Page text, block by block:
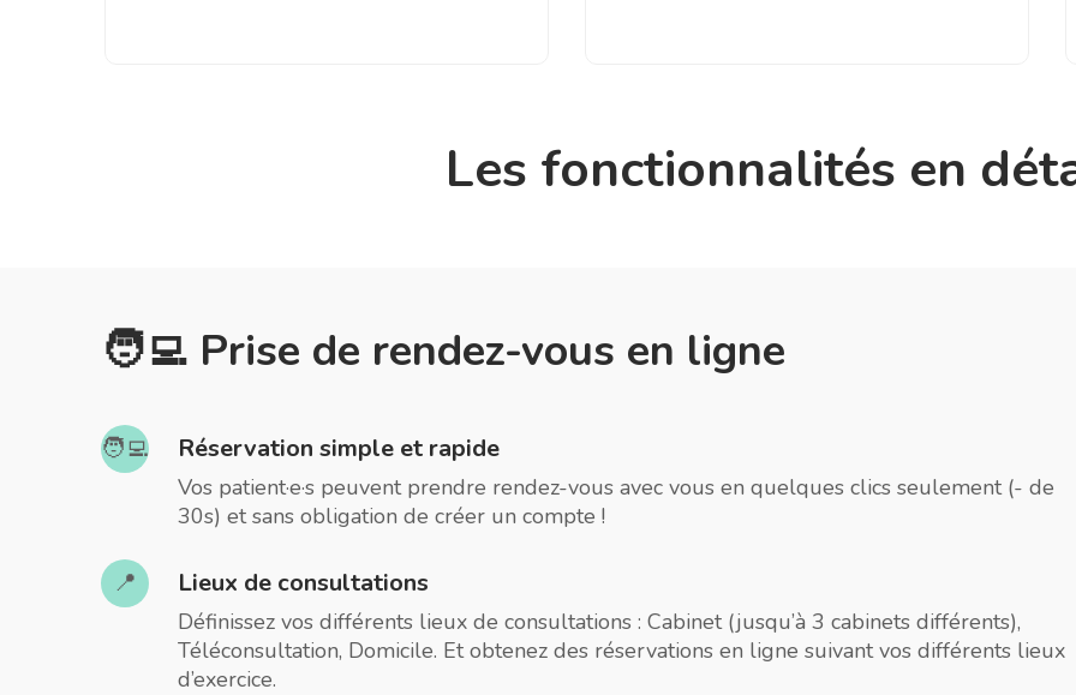
Les fonctionnalités en
🧑‍💻 Prise de rendez-vous en ligne
🧑‍💻 Réservation simple et rapide
Vos patient·e·s peuvent prendre rendez-vous avec vous en quelques clics seulement (- de
30s) et sans obligation de créer un compte !
📍 Lieux de consultations
Définissez vos différents lieux de consultations : Cabinet (jusqu’à 3 cabinets différents),
Téléconsultation, Domicile. Et obtenez des réservations en ligne suivant vos différents lieux
d’exercice.